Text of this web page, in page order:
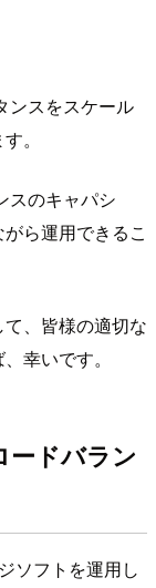
ンスをスケール
。
スのキャパシ
ら運用できるこ
、皆様の適切な
幸いです。
ドバラン
ソフトを運用し